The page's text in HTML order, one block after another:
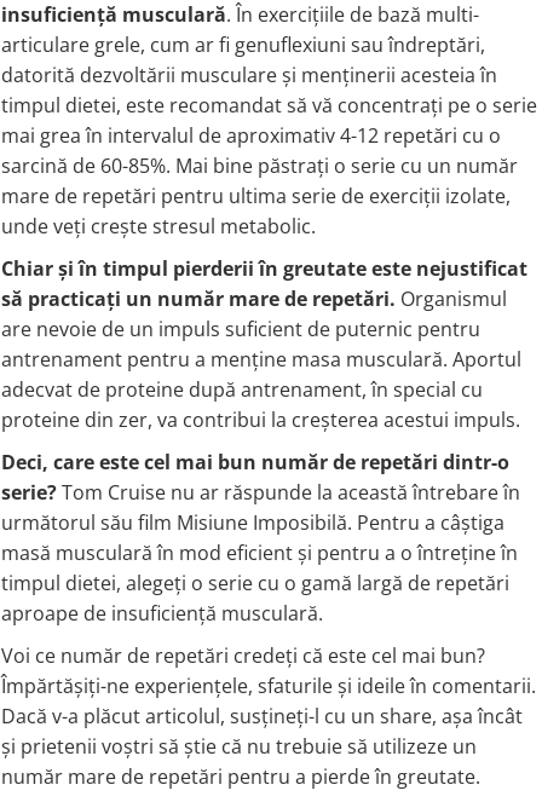
insuficiență musculară. În exercițiile de bază multi-
articulare grele, cum ar fi genuflexiuni sau îndreptări,
datorită dezvoltării musculare și menținerii acesteia în
timpul dietei, este recomandat să vă concentrați pe o serie
mai grea în intervalul de aproximativ 4-12 repetări cu o
sarcină de 60-85%. Mai bine păstrați o serie cu un număr
mare de repetări pentru ultima serie de exerciții izolate,
unde veți crește stresul metabolic.
Chiar și în timpul pierderii în greutate este nejustificat
să practicați un număr mare de repetări. Organismul
are nevoie de un impuls suficient de puternic pentru
antrenament pentru a menține masa musculară. Aportul
adecvat de proteine după antrenament, în special cu
proteine din zer, va contribui la creșterea acestui impuls.
Deci, care este cel mai bun număr de repetări dintr-o
serie?Tom Cruise nu ar răspunde la această întrebare în
următorul său film Misiune Imposibilă. Pentru a câștiga
masă musculară în mod eficient și pentru a o întreține în
timpul dietei, alegeți o serie cu o gamă largă de repetări
aproape de insuficiență musculară.
Voi ce număr de repetări credeți că este cel mai bun?
Împărtășiți-ne experiențele, sfaturile și ideile în comentarii.
Dacă v-a plăcut articolul, susțineți-l cu un share, așa încât
și prietenii voștri să știe că nu trebuie să utilizeze un
număr mare de repetări pentru a pierde în greutate.